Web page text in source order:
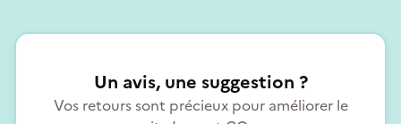
Un avis, une suggestion ?
Vos retours sont précieux pour améliorer le